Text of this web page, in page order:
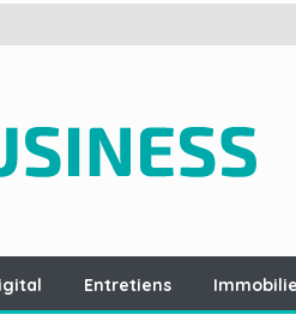
Entretiens